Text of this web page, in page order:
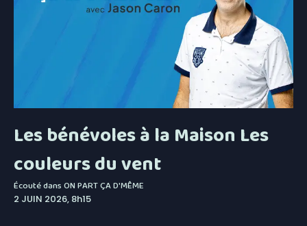
Les bénévoles à la Maison Les
couleurs du vent
Écouté dansON PART ÇA D'MÊME
2 JUIN 2026, 8h15